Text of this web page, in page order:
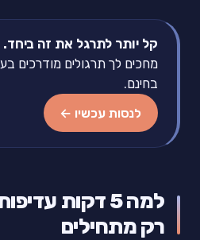
קל יותר לתרגל את זה ביחד.
בחינם.
לנסות עכשיו ←
רק מתחילים